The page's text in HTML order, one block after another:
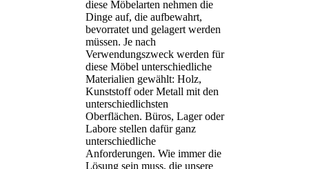
diese Möbelarten nehmen die
Dinge auf, die aufbewahrt,
bevorratet und gelagert werden
müssen. Je nach
Verwendungszweck werden für
diese Möbel unterschiedliche
Materialien gewählt: Holz,
Kunststoff oder Metall mit den
unterschiedlichsten
Oberflächen. Büros, Lager oder
Labore stellen dafür ganz
unterschiedliche
Anforderungen. Wie immer die
Lösung sein muss, die unsere